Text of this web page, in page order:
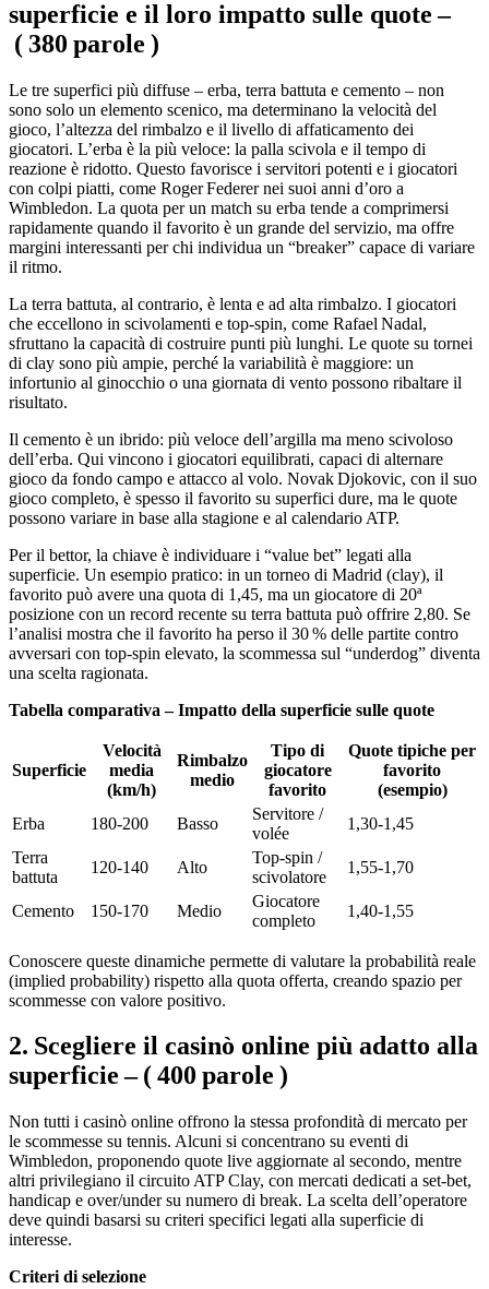
superficie e il loro impatto sulle quote –
( 380 parole )
Le tre superfici più diffuse – erba, terra battuta e cemento – non
sono solo un elemento scenico, ma determinano la velocità del
gioco, l’altezza del rimbalzo e il livello di affaticamento dei
giocatori. L’erba è la più veloce: la palla scivola e il tempo di
reazione è ridotto. Questo favorisce i servitori potenti e i giocatori
con colpi piatti, come Roger Federer nei suoi anni d’oro a
Wimbledon. La quota per un match su erba tende a comprimersi
rapidamente quando il favorito è un grande del servizio, ma offre
margini interessanti per chi individua un “breaker” capace di variare
il ritmo.
La terra battuta, al contrario, è lenta e ad alta rimbalzo. I giocatori
che eccellono in scivolamenti e top‑spin, come Rafael Nadal,
sfruttano la capacità di costruire punti più lunghi. Le quote su tornei
di clay sono più ampie, perché la variabilità è maggiore: un
infortunio al ginocchio o una giornata di vento possono ribaltare il
risultato.
Il cemento è un ibrido: più veloce dell’argilla ma meno scivoloso
dell’erba. Qui vincono i giocatori equilibrati, capaci di alternare
gioco da fondo campo e attacco al volo. Novak Djokovic, con il suo
gioco completo, è spesso il favorito su superfici dure, ma le quote
possono variare in base alla stagione e al calendario ATP.
Per il bettor, la chiave è individuare i “value bet” legati alla
superficie. Un esempio pratico: in un torneo di Madrid (clay), il
favorito può avere una quota di 1,45, ma un giocatore di 20ª
posizione con un record recente su terra battuta può offrire 2,80. Se
l’analisi mostra che il favorito ha perso il 30 % delle partite contro
avversari con top‑spin elevato, la scommessa sul “underdog” diventa
una scelta ragionata.
Tabella comparativa – Impatto della superficie sulle quote
Superficie
Velocità
media
(km/h)
Rimbalzo
medio
Tipo di
giocatore
favorito
Quote tipiche per
favorito
(esempio)
Erba
180‑200 Basso
Servitore /
volée
1,30‑1,45
Terra
battuta
120‑140 Alto
Top‑spin /
scivolatore
1,55‑1,70
Cemento 150‑170 Medio
Giocatore
completo
1,40‑1,55
Conoscere queste dinamiche permette di valutare la probabilità reale
(implied probability) rispetto alla quota offerta, creando spazio per
scommesse con valore positivo.
2. Scegliere il casinò online più adatto alla
superficie – ( 400 parole )
Non tutti i casinò online offrono la stessa profondità di mercato per
le scommesse su tennis. Alcuni si concentrano su eventi di
Wimbledon, proponendo quote live aggiornate al secondo, mentre
altri privilegiano il circuito ATP Clay, con mercati dedicati a set‑bet,
handicap e over/under su numero di break. La scelta dell’operatore
deve quindi basarsi su criteri specifici legati alla superficie di
interesse.
Criteri di selezione